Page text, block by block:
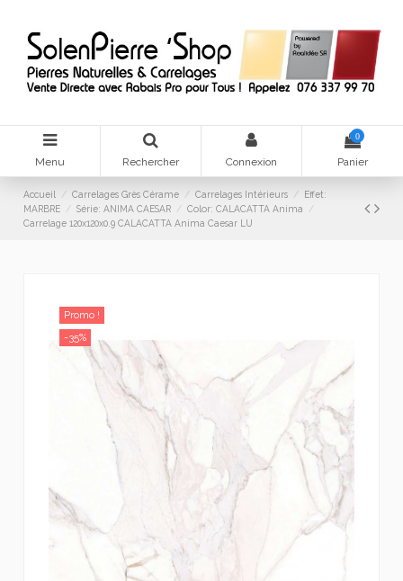
Menu Rechercher Connexion
0
Panier
Accueil Carrelages Grès Cérame Carrelages Intérieurs
Effet:
MARBRE
Série: ANIMA CAESAR
Color: CALACATTA Anima
Carrelage 120x120x0.9 CALACATTA Anima Caesar LU
Promo !
-35%